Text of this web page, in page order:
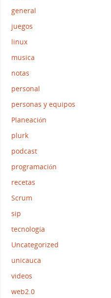
general
juegos
linux
musica
notas
personal
personas y equipos
Planeación
plurk
podcast
programación
recetas
Scrum
sip
tecnología
Uncategorized
unicauca
videos
web2.0